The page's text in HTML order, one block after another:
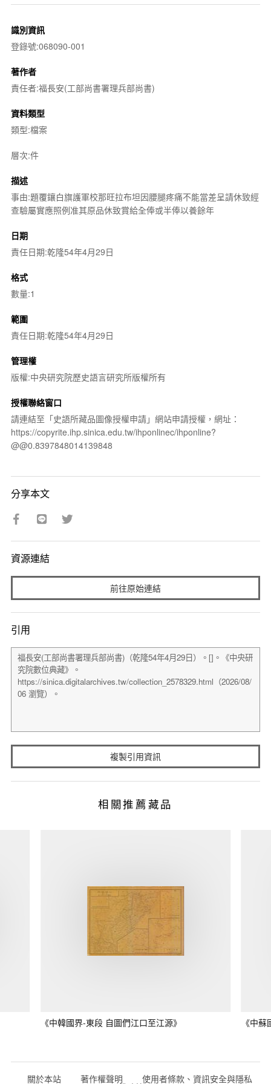
識別資訊
登錄號:068090-001
著作者
責任者:福長安(工部尚書署理兵部尚書)
資料類型
類型:檔案
層次:件
描述
事由:題覆鑲白旗護軍校那旺拉布坦因腰腿疼痛不能當差呈請休致經
查驗屬實應照例准其原品休致賞給全俸或半俸以養餘年
日期
責任日期:乾隆54年4月29日
格式
數量:1
範圍
責任日期:乾隆54年4月29日
管理權
版權:中央研究院歷史語言研究所版權所有
授權聯絡窗口
請連結至「史語所藏品圖像授權申請」網站申請授權，網址：
https://copyrite.ihp.sinica.edu.tw/ihponlinec/ihponline?
@@0.8397848014139848
分享本文
資源連結
前往原始連結
引用
複製引用資訊
相關推薦藏品
《中韓國界-東段 自圖們江口至江源》 《中
關於本站 著作權聲明 使用者條款、資訊安全與隱私